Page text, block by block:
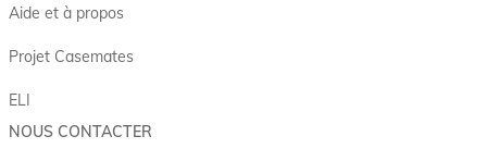
Aide et à propos
Projet Casemates
ELI
NOUS CONTACTER